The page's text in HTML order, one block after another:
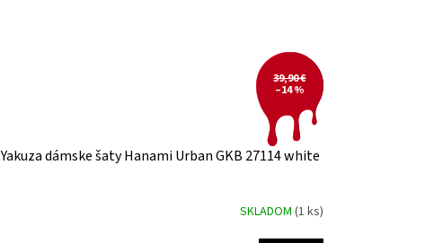
39,90 €
–14 %
Yakuza dámske šaty Hanami Urban GKB 27114 white
SKLADOM (1 ks)